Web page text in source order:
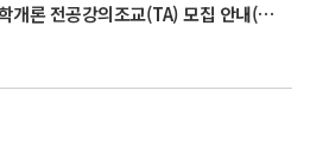
[긴급] 2024-2학기 기계공학개론 전공강의조교(TA) 모집 안내(기한 연장 9/12 목요일 오전까지 신청서 제출)